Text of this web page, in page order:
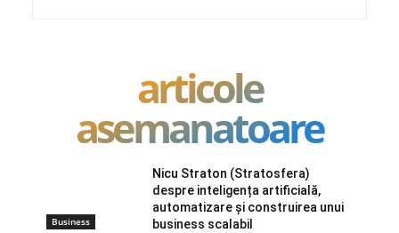
articole
asemanatoare
Business
Nicu Straton (Stratosfera)
despre inteligența artificială,
automatizare și construirea unui
business scalabil